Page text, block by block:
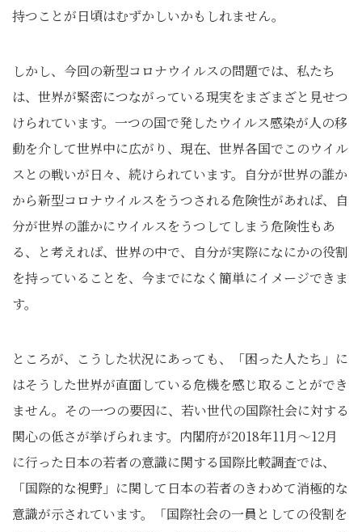
持つことが日頃はむずかしいかもしれません。
しかし、今回の新型コロナウイルスの問題では、私たち
は、世界が緊密につながっている現実をまざまざと見せつ
けられています。一つの国で発したウイルス感染が人の移
動を介して世界中に広がり、現在、世界各国でこのウイル
スとの戦いが日々、続けられています。自分が世界の誰か
から新型コロナウイルスをうつされる危険性があれば、自
分が世界の誰かにウイルスをうつしてしまう危険性もあ
る、と考えれば、世界の中で、自分が実際になにかの役割
を持っていることを、今までになく簡単にイメージできま
す。
ところが、こうした状況にあっても、「困った人たち」に
はそうした世界が直面している危機を感じ取ることができ
ません。その一つの要因に、若い世代の国際社会に対する
関心の低さが挙げられます。内閣府が2018年11月～12月
に行った日本の若者の意識に関する国際比較調査では、
「国際的な視野」に関して日本の若者のきわめて消極的な
意識が示されています。「国際社会の一員としての役割を